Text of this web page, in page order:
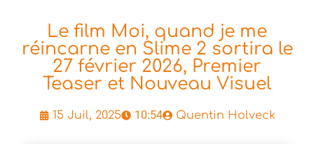
Le film Moi, quand je me
réincarne en Slime 2 sortira le
27 février 2026, Premier
Teaser et Nouveau Visuel
15 Juil, 2025 10:54 Quentin Holveck